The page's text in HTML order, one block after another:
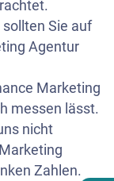
Sie auf
Agentur
Marketing
messen lässt.
nicht
Zahlen.